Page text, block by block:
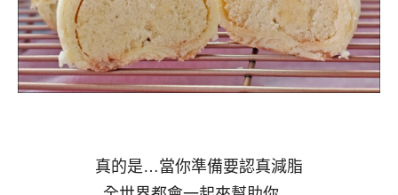
真的是…當你準備要認真減脂